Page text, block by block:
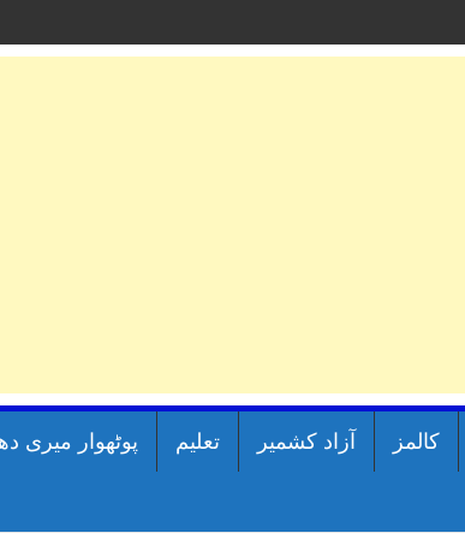
کالمز آزاد کشمیر تعلیم پوٹھوار میری